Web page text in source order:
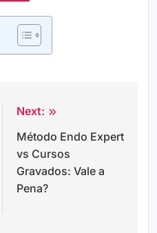
Next:
Método Endo Expert
vs Cursos
Gravados: Vale a
Pena?